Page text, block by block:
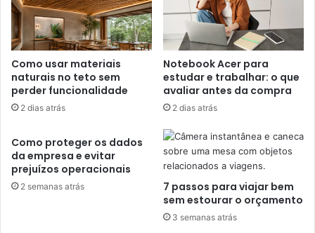
Como usar materiais
naturais no teto sem
perder funcionalidade
2 dias atrás
Notebook Acer para
estudar e trabalhar: o que
avaliar antes da compra
2 dias atrás
Como proteger os dados
da empresa e evitar
prejuízos operacionais
2 semanas atrás
7 passos para viajar bem
sem estourar o orçamento
3 semanas atrás